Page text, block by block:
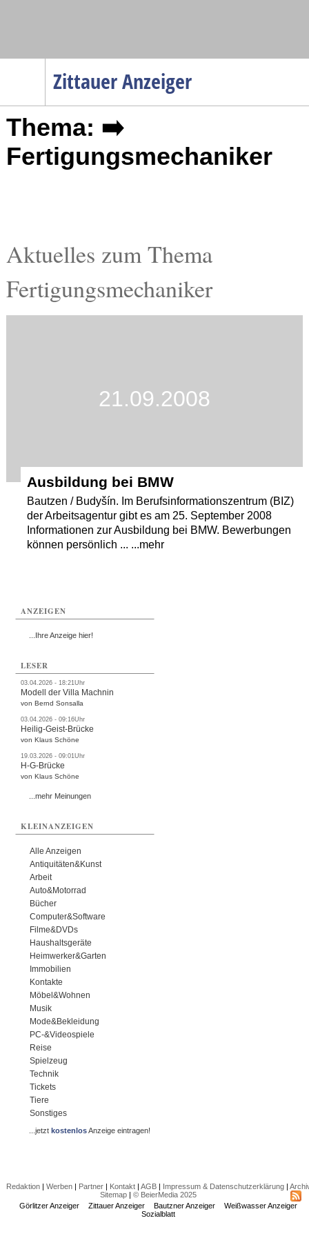
Zittauer Anzeiger
Menüpunkte
Startseite
Gesellschaft
Gesundheit
Kultur
Thema: ➡️
Fertigungsmechaniker
Aktuelles zum Thema
Fertigungsmechaniker
21.09.2008
Ausbildung bei BMW
Bautzen / Budyšín. Im Berufsinformationszentrum (BIZ)
der Arbeitsagentur gibt es am 25. September 2008
Informationen zur Ausbildung bei BMW. Bewerbungen
können persönlich ... ...mehr
ANZEIGEN
...Ihre Anzeige hier!
LESER
03.04.2026 - 18:21Uhr
Modell der Villa Machnin
von Bernd Sonsalla
03.04.2026 - 09:16Uhr
Heilig-Geist-Brücke
von Klaus Schöne
19.03.2026 - 09:01Uhr
H-G-Brücke
von Klaus Schöne
...mehr Meinungen
KLEINANZEIGEN
Alle Anzeigen
Antiquitäten&Kunst
Arbeit
Auto&Motorrad
Bücher
Computer&Software
Filme&DVDs
Haushaltsgeräte
Heimwerker&Garten
Immobilien
Kontakte
Möbel&Wohnen
Musik
Mode&Bekleidung
PC-&Videospiele
Reise
Spielzeug
Technik
Tickets
Tiere
Sonstiges
...jetztkostenlosAnzeige eintragen!
Redaktion| Werben| Partner| Kontakt| AGB| Impressum & Datenschutzerklärung|
Sitemap| © BeierMedia 2025
Görlitzer Anzeiger
Zittauer Anzeiger Bautzner Anzeiger
Weißwasser Anzeiger
Sozialblatt